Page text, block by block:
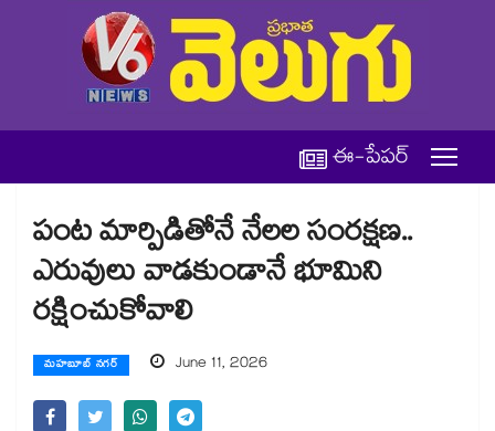
ఈ-పేపర్
పంట మార్పిడితోనే నేలల సంరక్షణ..
ఎరువులు వాడకుండానే భూమిని
రక్షించుకోవాలి
మహబూబ్ నగర్ June 11, 2026